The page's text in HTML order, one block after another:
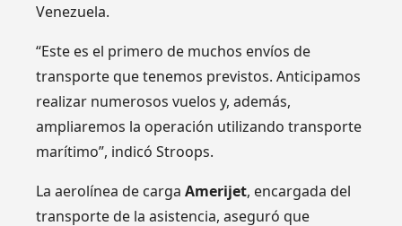
Venezuela.
“Este es el primero de muchos envíos de
transporte que tenemos previstos. Anticipamos
realizar numerosos vuelos y, además,
ampliaremos la operación utilizando transporte
marítimo”, indicó Stroops.
La aerolínea de cargaAmerijet, encargada del
transporte de la asistencia, aseguró que